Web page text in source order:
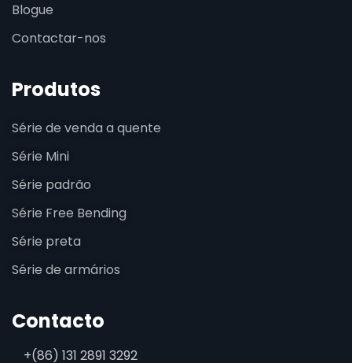
Blogue
Contactar-nos
Produtos
Série de venda a quente
Série Mini
Série padrão
Série Free Bending
Série preta
Série de armários
Contacto
+(86) 131 2891 3292